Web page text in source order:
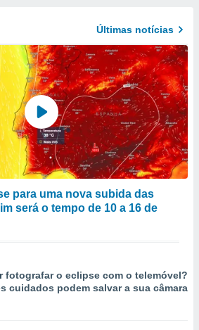
Últimas notícias
para uma nova subida das
será o tempo de 10 a 16 de
fotografar o eclipse com o telemóvel?
cuidados podem salvar a sua câmara